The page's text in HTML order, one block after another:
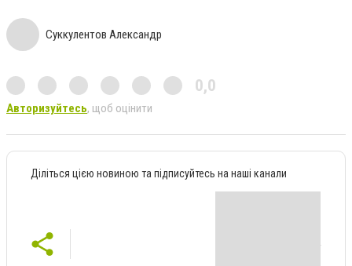
Суккулентов Александр
0,0
Авторизуйтесь, щоб оцінити
Діліться цією новиною та підписуйтесь на наші канали